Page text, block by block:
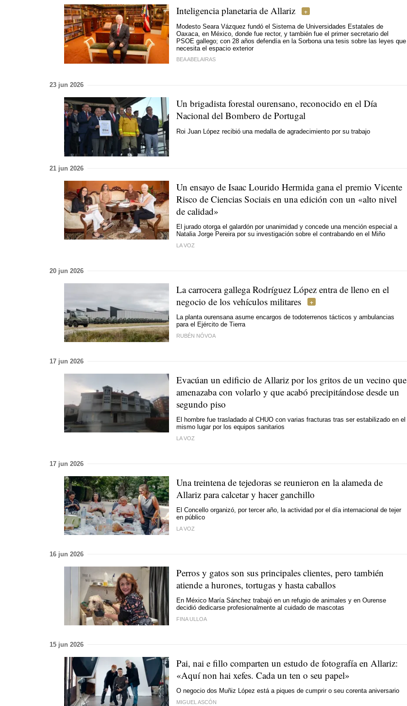
Inteligencia planetaria de Allariz
Modesto Seara Vázquez fundó el Sistema de Universidades Estatales de
Oaxaca, en México, donde fue rector, y también fue el primer secretario del
PSOE gallego; con 28 años defendía en la Sorbona una tesis sobre las leyes que
necesita el espacio exterior
BEA ABELAIRAS
23 jun 2026
Un brigadista forestal ourensano, reconocido en el Día
Nacional del Bombero de Portugal
Roi Juan López recibió una medalla de agradecimiento por su trabajo
21 jun 2026
Un ensayo de Isaac Lourido Hermida gana el premio Vicente
Risco de Ciencias Sociais en una edición con un «alto nivel
de calidad»
El jurado otorga el galardón por unanimidad y concede una mención especial a
Natalia Jorge Pereira por su investigación sobre el contrabando en el Miño
LA VOZ
20 jun 2026
La carrocera gallega Rodríguez López entra de lleno en el
negocio de los vehículos militares
La planta ourensana asume encargos de todoterrenos tácticos y ambulancias
para el Ejército de Tierra
RUBÉN NÓVOA
17 jun 2026
Evacúan un edificio de Allariz por los gritos de un vecino que
amenazaba con volarlo y que acabó precipitándose desde un
segundo piso
El hombre fue trasladado al CHUO con varias fracturas tras ser estabilizado en el
mismo lugar por los equipos sanitarios
LA VOZ
17 jun 2026
Una treintena de tejedoras se reunieron en la alameda de
Allariz para calcetar y hacer ganchillo
El Concello organizó, por tercer año, la actividad por el día internacional de tejer
en público
LA VOZ
16 jun 2026
Perros y gatos son sus principales clientes, pero también
atiende a hurones, tortugas y hasta caballos
En México María Sánchez trabajó en un refugio de animales y en Ourense
decidió dedicarse profesionalmente al cuidado de mascotas
FINA ULLOA
15 jun 2026
Pai, nai e fillo comparten un estudo de fotografía en Allariz:
«Aquí non hai xefes. Cada un ten o seu papel»
O negocio dos Muñiz López está a piques de cumprir o seu corenta aniversario
MIGUEL ASCÓN